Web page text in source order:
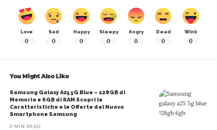
Love
0
Sad
0
Happy
0
Sleepy
0
Angry
0
Dead
0
Wink
0
You Might Also Like
Samsung Galaxy A25 5G Blue – 128GB di
Memoria e 6GB di RAM Scopri le
Caratteristiche e le Offerte del Nuovo
Smartphone Samsung
0 MIN READ